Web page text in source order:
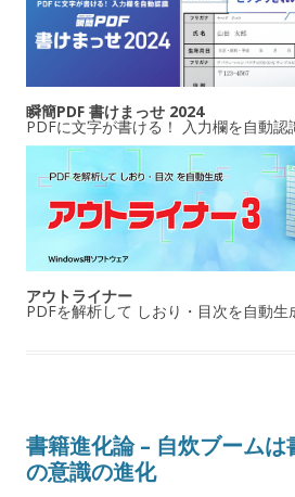
瞬簡PDF 書けまっせ 2024
PDFに文字が書ける！ 入力欄を自動認
アウトライナー
PDFを解析して しおり・目次を自動生
書籍進化論 – 自炊ブーム
の意識の進化